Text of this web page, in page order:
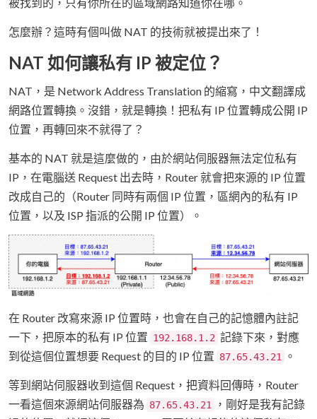
怎麼辦？這時有個叫做 NAT 的技術就被提出來了！
NAT 如何讓私有 IP 被定位？
NAT，是 Network Address Translation 的縮寫，中文翻譯成
網路位置轉換。沒錯，就是轉換！把私有 IP 位置轉成公開 IP
位置，再轉回來不就得了？
基本的 NAT 就是這麼做的，由於網站伺服器無法定位私有
IP，在電腦送 Request 出去時，Router 就會把來源的 IP 位置
改成自己的（Router 同時有兩個 IP 位置，區網內的私有 IP
位置，以及 ISP 指派的公開 IP 位置）。
在 Router 改寫來源 IP 位置時，也會在自己的記憶體內註記
一下，把原本的私有 IP 位置 192.168.1.2 記錄下來，對應
到從這個位置想要 Request 的目的 IP 位置 87.65.43.21 。
等到網站伺服器收到這個 Request，把資料回傳時，Router
一看這個來源網站伺服器為 87.65.43.21
，剛好是我有記錄